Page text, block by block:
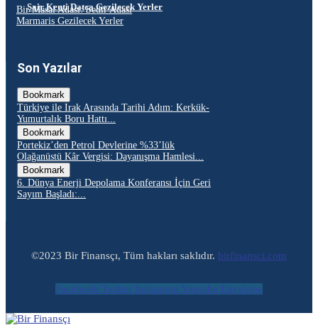
Şair Kenti Datça Gezilecek Yerler
Bir Masal Adası: Sedir Adası
Marmaris Gezilecek Yerler
Son Yazılar
Bookmark
Türkiye ile Irak Arasında Tarihi Adım: Kerkük-
Yumurtalık Boru Hattı...
Bookmark
Portekiz’den Petrol Devlerine %33’lük
Olağanüstü Kâr Vergisi: Dayanışma Hamlesi...
Bookmark
6. Dünya Enerji Depolama Konferansı İçin Geri
Sayım Başladı:...
©2023 Bir Finansçı, Tüm hakları saklıdır. birfinansci.com
Facebook Twitter Instagram Youtube Envelope